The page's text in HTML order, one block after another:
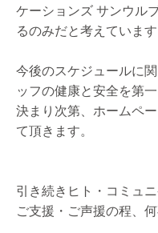
ケーションズ サンウル
るのみだと考えています
今後のスケジュールに
ッフの健康と安全を第
決まり次第、ホームペ
て頂きます。
引き続きヒト・コミュ
ご支援・ご声援の程、